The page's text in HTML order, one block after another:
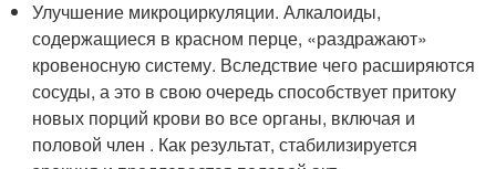
Улучшение микроциркуляции. Алкалоиды,
содержащиеся в красном перце, «раздражают»
кровеносную систему. Вследствие чего расширяются
сосуды, а это в свою очередь способствует притоку
новых порций крови во все органы, включая и
половой член . Как результат, стабилизируется